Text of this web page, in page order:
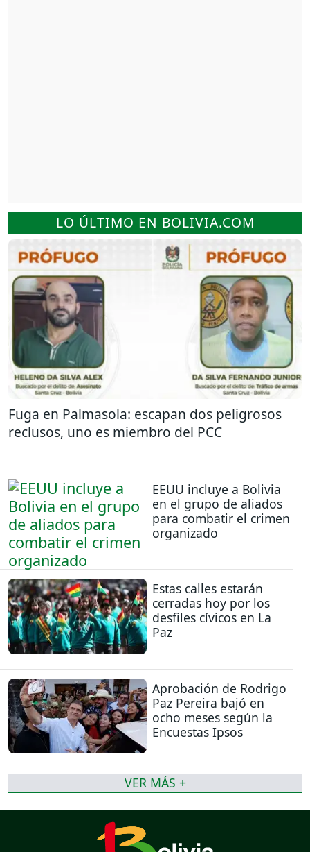
LO ÚLTIMO EN BOLIVIA.COM
Fuga en Palmasola: escapan dos peligrosos
reclusos, uno es miembro del PCC
EEUU incluye a Bolivia
en el grupo de aliados
para combatir el crimen
organizado
Estas calles estarán
cerradas hoy por los
desfiles cívicos en La
Paz
Aprobación de Rodrigo
Paz Pereira bajó en
ocho meses según la
Encuestas Ipsos
VER MÁS +